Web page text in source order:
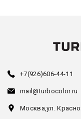
+7(926)606-44-11
mail@turbocolor.ru
Москва,ул.